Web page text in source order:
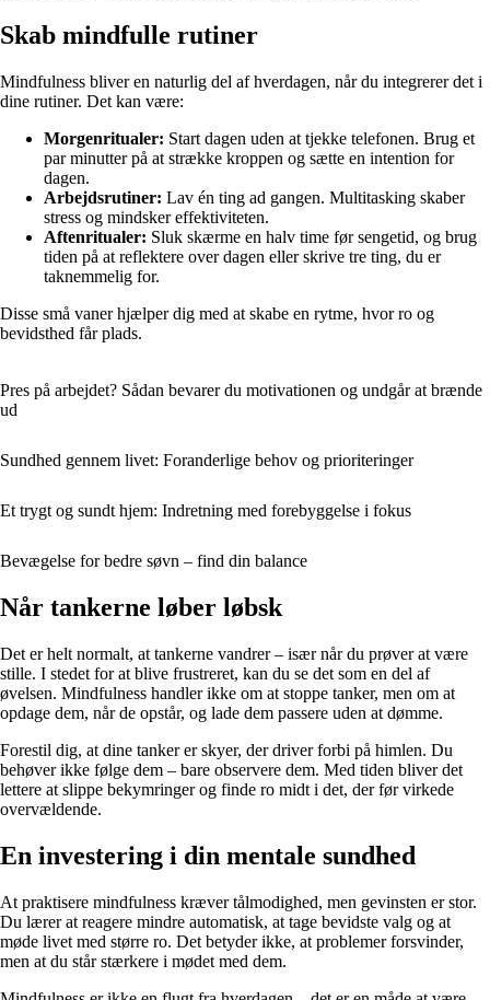
Skab mindfulle rutiner
Mindfulness bliver en naturlig del af hverdagen, når du integrerer det i
dine rutiner. Det kan være:
Morgenritualer: Start dagen uden at tjekke telefonen. Brug et
par minutter på at strække kroppen og sætte en intention for
dagen.
Arbejdsrutiner: Lav én ting ad gangen. Multitasking skaber
stress og mindsker effektiviteten.
Aftenritualer: Sluk skærme en halv time før sengetid, og brug
tiden på at reflektere over dagen eller skrive tre ting, du er
taknemmelig for.
Disse små vaner hjælper dig med at skabe en rytme, hvor ro og
bevidsthed får plads.
Pres på arbejdet? Sådan bevarer du motivationen og undgår at brænde
ud
Sundhed gennem livet: Foranderlige behov og prioriteringer
Et trygt og sundt hjem: Indretning med forebyggelse i fokus
Bevægelse for bedre søvn – find din balance
Når tankerne løber løbsk
Det er helt normalt, at tankerne vandrer – især når du prøver at være
stille. I stedet for at blive frustreret, kan du se det som en del af
øvelsen. Mindfulness handler ikke om at stoppe tanker, men om at
opdage dem, når de opstår, og lade dem passere uden at dømme.
Forestil dig, at dine tanker er skyer, der driver forbi på himlen. Du
behøver ikke følge dem – bare observere dem. Med tiden bliver det
lettere at slippe bekymringer og finde ro midt i det, der før virkede
overvældende.
En investering i din mentale sundhed
At praktisere mindfulness kræver tålmodighed, men gevinsten er stor.
Du lærer at reagere mindre automatisk, at tage bevidste valg og at
møde livet med større ro. Det betyder ikke, at problemer forsvinder,
men at du står stærkere i mødet med dem.